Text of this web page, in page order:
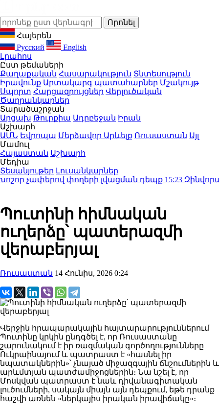
Հայերեն
Русский
English
Լրահոս
Ըստ թեմաների
Քաղաքական Հասարակություն Տնտեսություն
Իրավունք Արտակարգ պատահարներ Մշակույթ
Սպորտ Հարցազրույցներ Վերլուծական
Ծաղրանկարներ
Տարածաշրջան
Արցախ Թուրքիա Ադրբեջան Իրան
Աշխարհ
ԱՄՆ Եվրոպա Մերձավոր Արևելք Ռուսաստան Այլ
Մամուլ
Հայաստան Աշխարհ
Մեդիա
Տեսանյութեր Լուսանկարներ
չափերով փողերի լվացման դեպք15:23
Պուտինի հիմնական
ուղերձը՝ պատերազմի
վերաբերյալ
Ռուսաստան 14 Հունիս, 2026 0:24
Վերջին հրապարակային հայտարարություններում
Պուտինը կրկին ընդգծել է, որ Ռուսաստանը
շարունակում է իր ռազմական գործողությունները
Ուկրաինայում և պատրաստ է «հասնել իր
նպատակներին»՝ չնայած միջազգային ճնշումներին և
արևմտյան պատժամիջոցներին։ Նա նշել է, որ
Մոսկվան պատրաստ է նաև դիվանագիտական
լուծումների, սակայն միայն այն դեպքում, եթե դրանք
հաշվի առնեն «ներկայիս իրական իրավիճակը»։